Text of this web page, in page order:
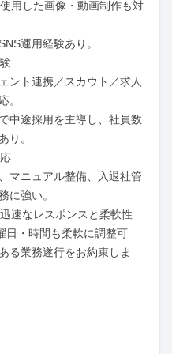
用した画像・動画制作も対
運用経験あり。
ント連携／スカウト／求人
。
中途採用を主導し、社員数
り。
マニュアル整備、入退社管
に強い。
速なレスポンスと柔軟性
日・時間も柔軟に調整可
る業務遂行をお約束しま